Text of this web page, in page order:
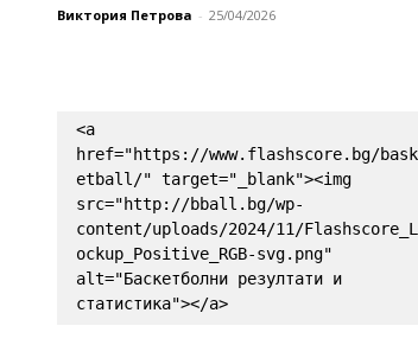
Виктория Петрова - 25/04/2026
<a
href="https://www.flashscore.bg/bask
etball/" target="_blank"><img
src="http://bball.bg/wp-
content/uploads/2024/11/Flashscore_L
ockup_Positive_RGB-svg.png"
alt="Баскетболни резултати и
статистика"></a>